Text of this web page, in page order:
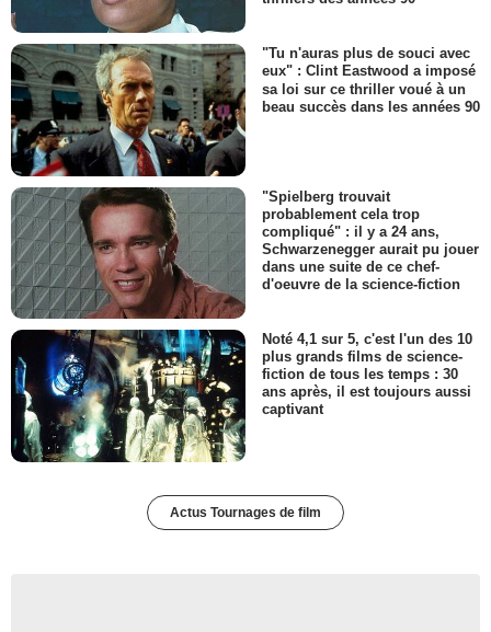
"Tu n'auras plus de souci avec
eux" : Clint Eastwood a imposé
sa loi sur ce thriller voué à un
beau succès dans les années 90
"Spielberg trouvait
probablement cela trop
compliqué" : il y a 24 ans,
Schwarzenegger aurait pu jouer
dans une suite de ce chef-
d'oeuvre de la science-fiction
Noté 4,1 sur 5, c'est l'un des 10
plus grands films de science-
fiction de tous les temps : 30
ans après, il est toujours aussi
captivant
Actus Tournages de film